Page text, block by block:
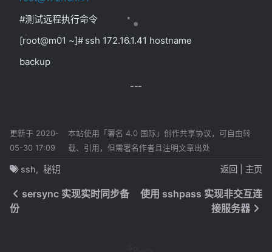
#测试远程执行命令
[root@m01 ~]# ssh 172.16.1.41 hostname
backup
更新于 2020-
05-30 17:09
本站使用「署名 4.0 国际」创作共享协议，可自由转
载、引用，但需署名作者且注明文章出处
ssh 秘钥 返回 主页
sersync 实现实时同步备
份
使用 sshpass 实现非交互连
接服务器